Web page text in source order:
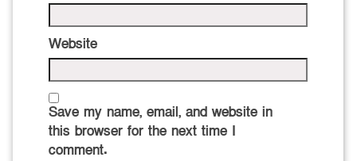
Website
Save my name, email, and website in
this browser for the next time I
comment.